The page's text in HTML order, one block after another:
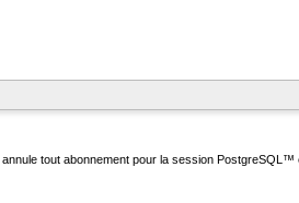
annule tout abonnement pour la session PostgreSQL ™